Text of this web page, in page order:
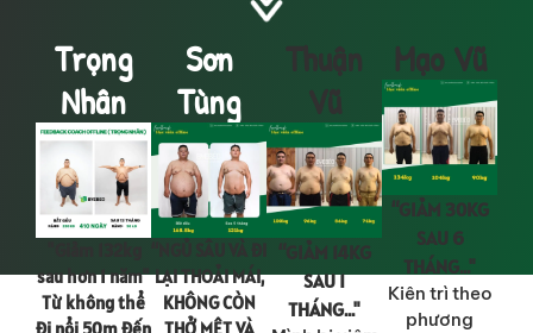
Trọng
Nhân
sau hơn 1 năm"
Từ không thể
Sơn
Tùng
LẠI THOẢI MÁI,
KHÔNG CÒN
Thuận
Vũ
“GIẢM 14KG
SAU 1
THÁNG..."
Mạo Vũ
“GIẢM 30KG
SAU 6
THÁNG..."
Kiên trì theo
phương